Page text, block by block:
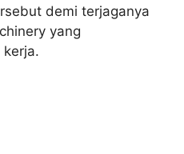
demi terjaganya
yang